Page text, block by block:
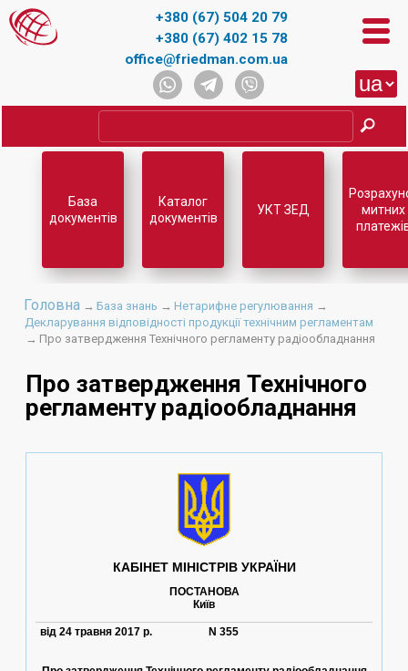
+380 (67) 504 20 79
+380 (67) 402 15 78
office@friedman.com.ua
Головна →База знань → Нетарифне регулювання →
Декларування відповідності продукції технічним регламентам
→ Про затвердження Технiчного регламенту радiообладнання
Про затвердження Технiчного
регламенту радiообладнання
База
документів
Каталог
документів
УКТ ЗЕД
митних